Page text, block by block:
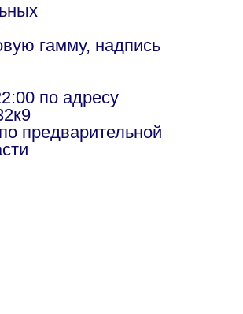
гамму, надпись
по адресу
предварительной